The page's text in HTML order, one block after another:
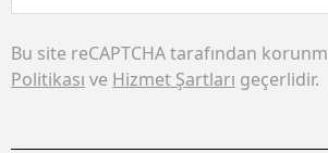
Bu site reCAPTCHA tarafından
Politikası ve Hizmet Şartları geçerlidir.